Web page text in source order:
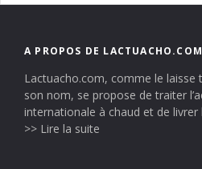
A PROPOS DE LACTUACHO.COM
Lactuacho.com, comme le laisse
son nom, se propose de traiter
internationale à chaud et de livrer
>> Lire la suite